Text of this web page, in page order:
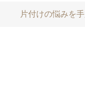
片付けの悩みを